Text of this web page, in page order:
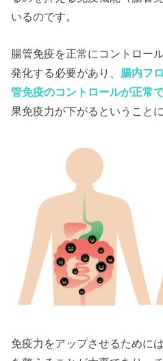
いるのです。
腸管免疫を正常にコントロー
発化する必要があり、 腸内フ
管免疫のコントロールが正常
果免疫力が下がるということ
免疫力をアップさせるために